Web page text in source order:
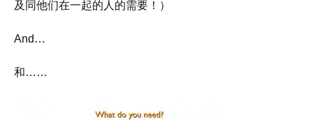
及同他们在一起的人的需要！）
And…
和……